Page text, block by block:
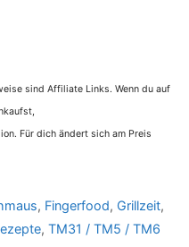
sind Affiliate Links. Wenn du auf
Für dich ändert sich am Preis
, Fingerfood, Grillzeit,
, TM31 / TM5 / TM6